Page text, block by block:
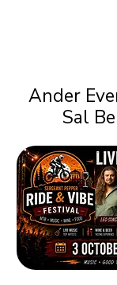
Ander
Sal